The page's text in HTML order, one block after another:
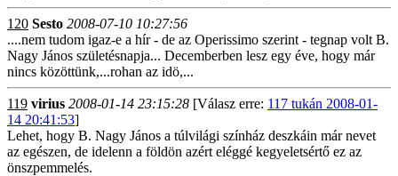
120 Sesto 2008-07-10 10:27:56
....nem tudom igaz-e a hír - de az Operissimo szerint - tegnap volt B.
Nagy János születésnapja... Decemberben lesz egy éve, hogy már
nincs közöttünk,...rohan az idö,...
119 virius 2008-01-14 23:15:28 [Válasz erre: 117 tukán 2008-01-
14 20:41:53]
Lehet, hogy B. Nagy János a túlvilági színház deszkáin már nevet
az egészen, de idelenn a földön azért eléggé kegyeletsértő ez az
önszpemmelés.